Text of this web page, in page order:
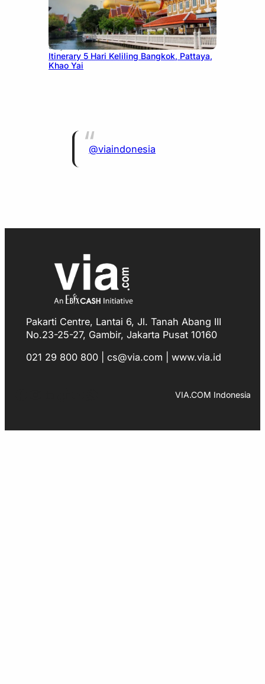
July 20, 2026
Itinerary 5 Hari Keliling Bangkok, Pattaya,
Khao Yai
@viaindonesia
Pakarti Centre, Lantai 6, Jl. Tanah Abang III
No.23-25-27, Gambir, Jakarta Pusat 10160
021 29 800 800 | cs@via.com | www.via.id
VIA.COM Indonesia